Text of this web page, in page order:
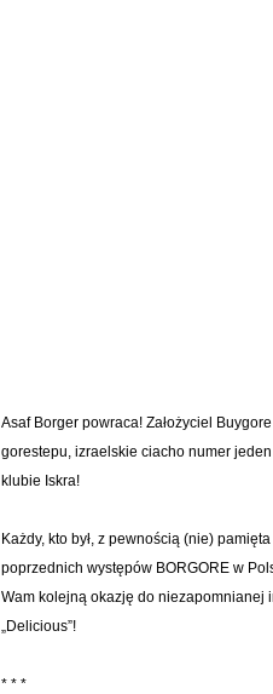
Asaf Borger powraca! Założyciel
gorestepu, izraelskie ciacho numer
klubie Iskra!
Każdy, kto był, z pewnością (nie)
poprzednich występów BORGORE w
Wam kolejną okazję do niezapomnianej
„Delicious”!
* * *